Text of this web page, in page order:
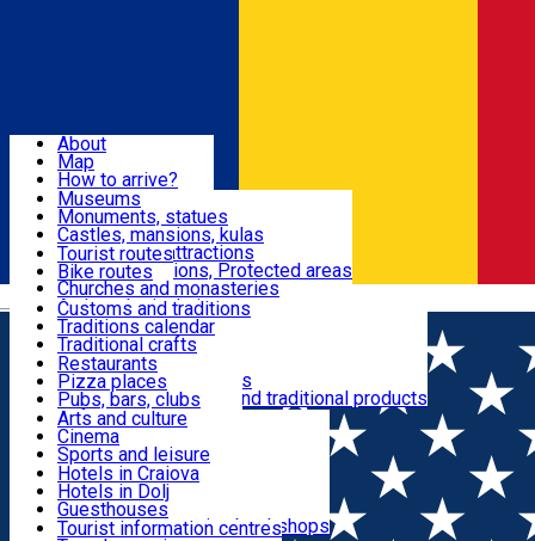
Română
Attractions
Routes
Customs, Traditions
Food & Drinks
Leisure & Fun
Accommodation
Useful
About
Map
How to arrive?
Recommendations
Tourist attractions
News
Museums
Monuments, statues
Castles, mansions, kulas
Architectural attractions
Natural attractions, Protected areas
Churches and monasteries
Archaeological sites
Parks and gardens
Tourist routes
Bike routes
Customs and traditions
Traditions calendar
Traditional crafts
Traditional cuisine
Wineries and vineyards
Local manufacturers and traditional products
Restaurants
Pizza places
Pubs, bars, clubs
Cafes and teahouses
Sweets and ice cream
Fast-food
Arts and culture
Cinema
Sports and leisure
Horse riding
Swimming pools
Zoo
Shopping, souvenirs, bookshops
Hotels in Craiova
Hotels in Dolj
Guesthouses
Villas
Tourist information centres